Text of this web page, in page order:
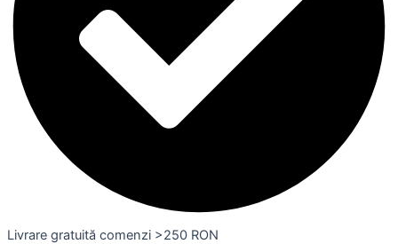
Livrare gratuită comenzi >250 RON